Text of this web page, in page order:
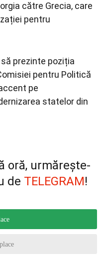
către Grecia, care
pentru
prezinte poziția
pentru Politică
pe
statelor din
oră, urmărește-
de TELEGRAM!